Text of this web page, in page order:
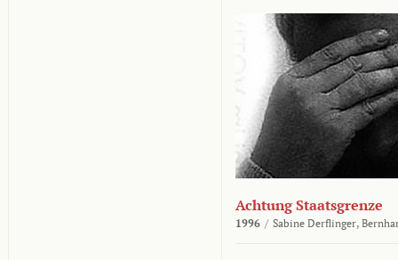
Achtung Staatsgrenze
1996 / Sabine Derflinger,